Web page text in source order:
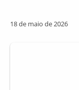
18 de maio de 2026